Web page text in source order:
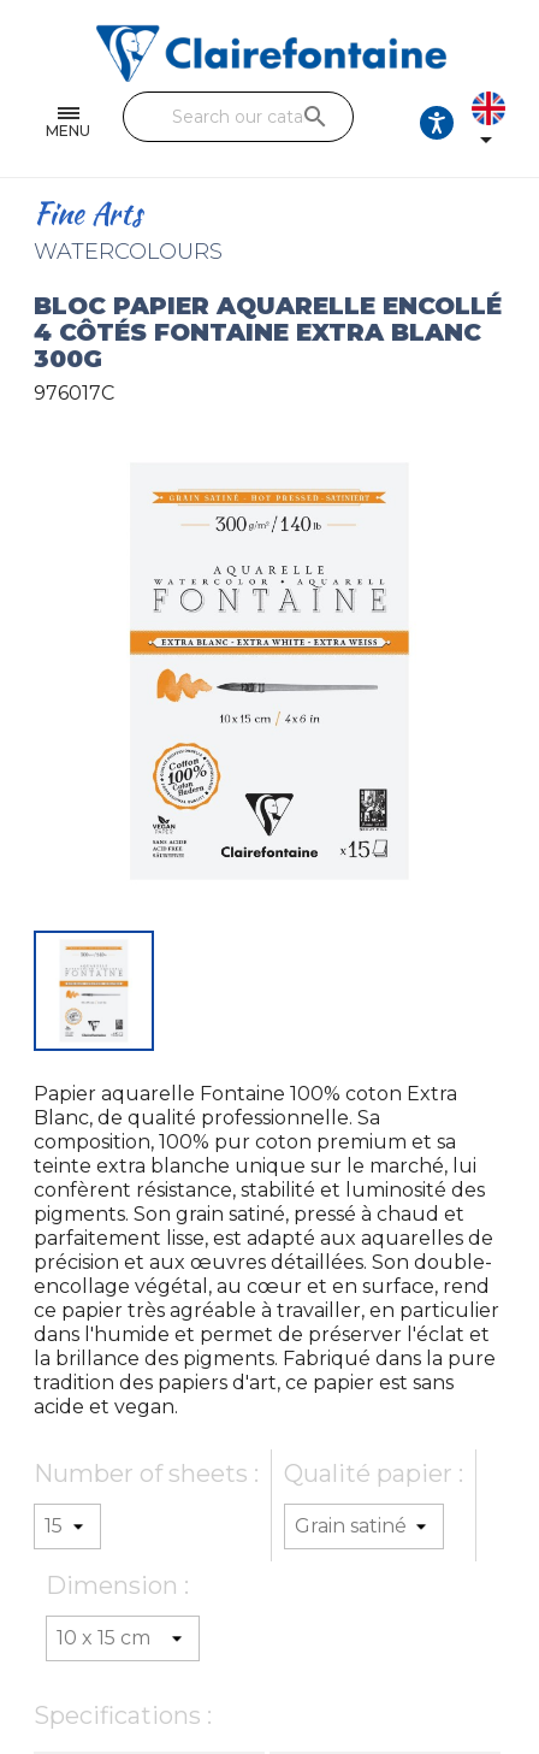
MENU
Single and double sheets
Fine arts
Handicraft
Pencil cases & Leather goods
FIND OUR COLLECTIONS
search

Fine Arts
WATERCOLOURS
BLOC PAPIER AQUARELLE ENCOLLÉ
4 CÔTÉS FONTAINE EXTRA BLANC
300G
976017C
Papier aquarelle Fontaine 100% coton Extra
Blanc, de qualité professionnelle. Sa
composition, 100% pur coton premium et sa
teinte extra blanche unique sur le marché, lui
confèrent résistance, stabilité et luminosité des
pigments. Son grain satiné, pressé à chaud et
parfaitement lisse, est adapté aux aquarelles de
précision et aux œuvres détaillées. Son double-
encollage végétal, au cœur et en surface, rend
ce papier très agréable à travailler, en particulier
dans l'humide et permet de préserver l'éclat et
la brillance des pigments. Fabriqué dans la pure
tradition des papiers d'art, ce papier est sans
acide et vegan.
Number of sheets : Qualité papier :
Dimension :
Specifications :